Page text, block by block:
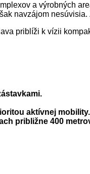
a výrobných
navzájom
priblíži k vízii
aktívnej mobility.
približne 400